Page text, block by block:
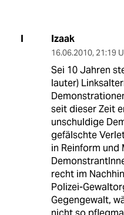
I Izaak
16.06.2010, 21:19
Sei 10 Jahren
lauter)
seit dieser Zeit
unschuldige
gefälschte
in Reinform
recht im
Polizei-
Gegengewalt,